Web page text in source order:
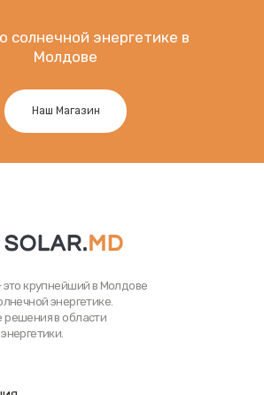
солнечной энергетике в
Молдове
Наш Магазин
это крупнейший в Молдове
энергетике.
в области